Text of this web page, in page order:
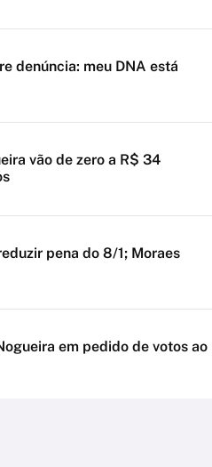
denúncia: meu DNA está
vão de zero a R$ 34
pena do 8/1; Moraes
em pedido de votos ao